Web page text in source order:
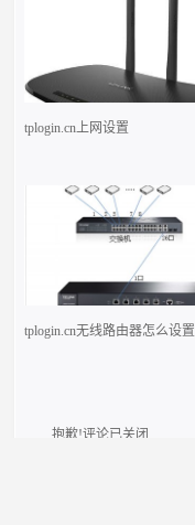
tplogin.cn上网设置
tplogin.cn无线路由器怎么设置
抱歉!评论已关闭.